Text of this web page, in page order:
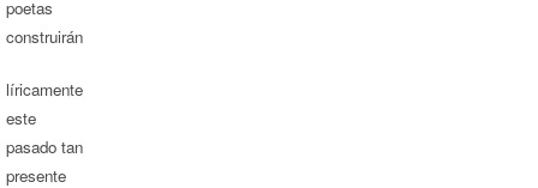
poetas
construirán
líricamente
este
pasado tan
presente